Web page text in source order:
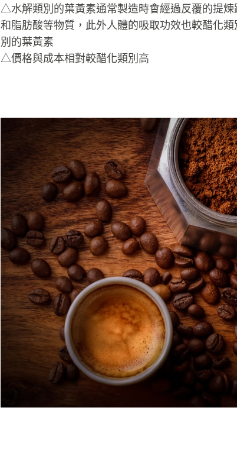
△水解類別的葉黃素通常製造時會經過反覆的提
和脂肪酸等物質，此外人體的吸取功效也較醋化
別的葉黃素
△價格與成本相對較醋化類別高